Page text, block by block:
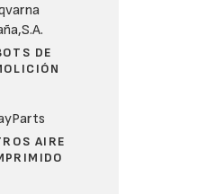
DE
AIRE